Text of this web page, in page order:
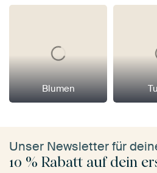
Blumen
Unser Newsletter für
10 % Rabatt auf dein